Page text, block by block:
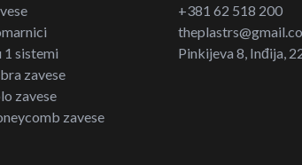
1 sistemi
zavese
zavese
zavese
+381 62 518 200
Pinkijeva 8, Inđija,